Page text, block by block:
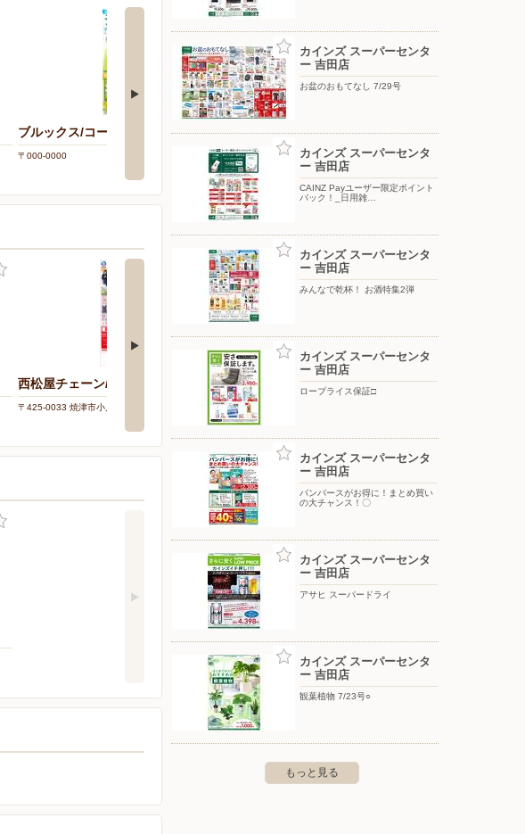
ブルックス/コーヒー通販（静岡エリア）
〒000-0000
エディオン/新菊川店
〒439-0006 静岡県菊川市堀之内507-1
西松屋チェーン/焼津小川店
〒425-0033 焼津市小川字中川原道下3128-1
西松屋チェーン/菊川店
カインズ スーパーセンタ
ー 吉田店
お盆のおもてなし 7/29号
カインズ スーパーセンタ
ー 吉田店
CAINZ Payユーザー限定ポイント
バック！_日用雑…
カインズ スーパーセンタ
ー 吉田店
みんなで乾杯！ お酒特集2弾
カインズ スーパーセンタ
ー 吉田店
ロープライス保証□
カインズ スーパーセンタ
ー 吉田店
パンパースがお得に！まとめ買い
の大チャンス！〇
カインズ スーパーセンタ
ー 吉田店
アサヒ スーパードライ
カインズ スーパーセンタ
ー 吉田店
観葉植物 7/23号○
もっと見る